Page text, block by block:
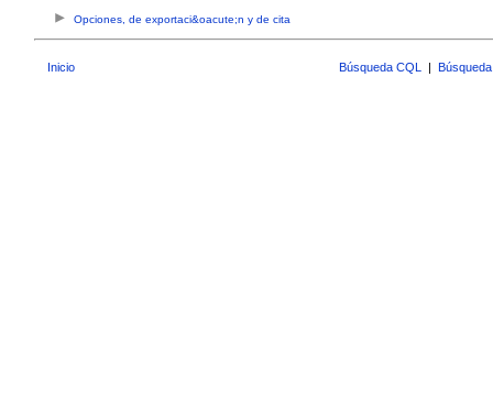
Opciones, de exportaci&oacute;n y de cita
Inicio Búsqueda CQL |